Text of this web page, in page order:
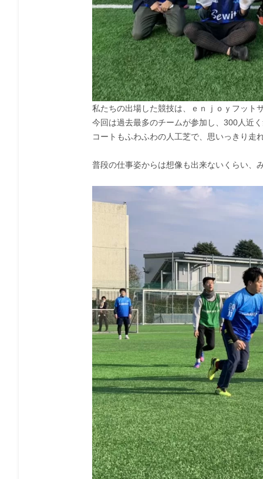
私たちの出場した競技は、ｅｎｊｏｙフット
今回は過去最多のチームが参加し、300人近
コートもふわふわの人工芝で、思いっきり走
普段の仕事姿からは想像も出来ないくらい、